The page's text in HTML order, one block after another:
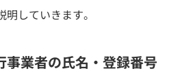
していきます。
事業者の氏名・登録番号